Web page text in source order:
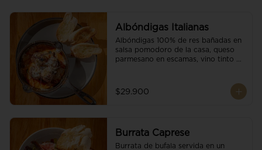
Albóndigas Italianas
Albóndigas 100% de res bañadas en
salsa pomodoro de la casa, queso
parmesano en escamas, vino tinto y
$29.900
Burrata Caprese
Burrata de bufala servida en un